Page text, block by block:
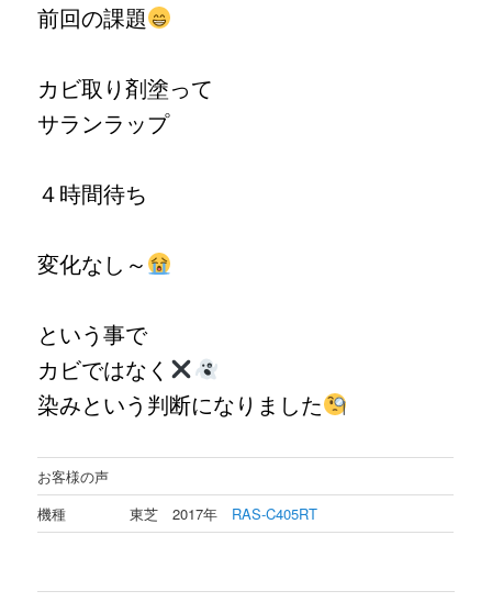
前回の課題
カビ取り剤塗って
サランラップ
４時間待ち
変化なし～
という事で
カビではなく
染みという判断になりました
お客様の声
機種
東芝 2017年 RAS-C405RT